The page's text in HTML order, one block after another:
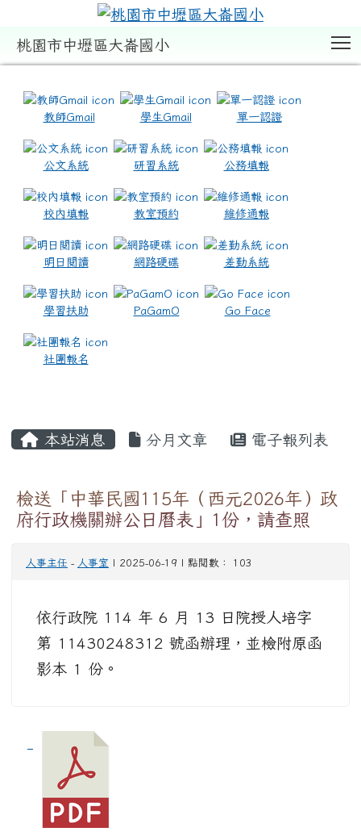
桃園市中壢區大崙國小
教師Gmail 學生Gmail 單一認證
公文系統 研習系統 公務填報
校內填報 教室預約 維修通報
明日閱讀 網路硬碟 差勤系統
學習扶助 PaGamO Go Face
社團報名
本站消息 分月文章 電子報列表
檢送「中華民國115年（西元2026年）政
府行政機關辦公日曆表」1份，請查照
人事主任 - 人事室 | 2025-06-19 | 點閱數： 103
依行政院 114 年 6 月 13 日院授人培字
第 11430248312 號函辦理，並檢附原函
影本 1 份。